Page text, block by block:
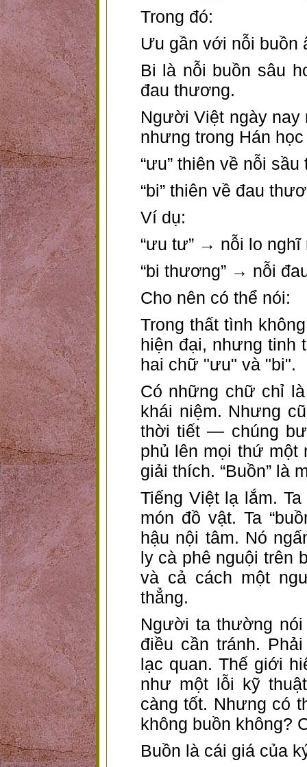
Trong đó:
Ưu gần với nỗi buồn
Bi là nỗi buồn sâu
đau thương.
Người Việt ngày nay
nhưng trong Hán
“ưu” thiên về nỗi sầu
“bi” thiên về đau
Ví dụ:
“ưu tư” → nỗi lo nghĩ
“bi thương” → nỗi
Cho nên có thể nói:
Trong thất tình
hiện đại, nhưng tinh
hai chữ "ưu" và "bi".
Có những chữ chỉ
khái niệm. Nhưng
thời tiết — chúng
phủ lên mọi thứ một
giải thích. “Buồn” là
Tiếng Việt lạ lắm.
món đồ vật. Ta
hậu nội tâm. Nó
ly cà phê nguội trên
và cả cách một
thẳng.
Người ta thường
điều cần tránh.
lạc quan. Thế giới
như một lỗi kỹ
càng tốt. Nhưng có
không buồn không?
Buồn là cái giá của